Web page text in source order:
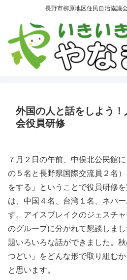
長野市柳原地区住民自治協議
外国の人と話をしよう
会役員研修
７月２日の午前、中俣北公民館
の５名と長野県国際交流員２名
をする」ということで役員研修
は、中国４名、台湾１名、ネパ
す。アイスブレイクのジェスチ
のグループに分かれて懇談しま
題いろいろな話ができました。
つどい」をどんな形で取り組む
と思います。